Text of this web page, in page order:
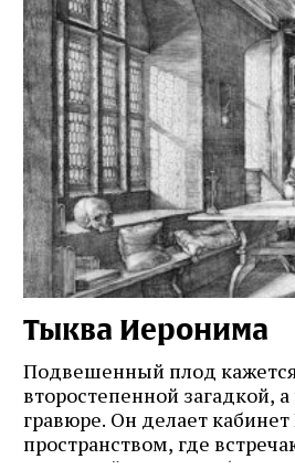
Тыква Иеронима
Подвешенный плод
второстепенной загадкой,
гравюре. Он делает
пространством, где